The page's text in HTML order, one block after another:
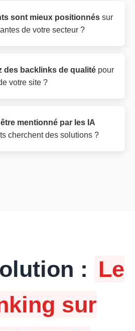
sont mieux positionnés sur
de votre secteur ?
des backlinks de qualité pour
votre site ?
mentionné par les IA
cherchent des solutions ?
: Le
sur